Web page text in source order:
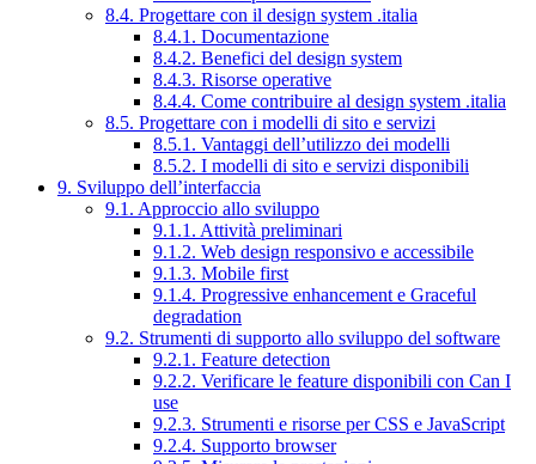
8.4. Progettare con il design system .italia
8.4.1. Documentazione
8.4.2. Benefici del design system
8.4.3. Risorse operative
8.4.4. Come contribuire al design system .italia
8.5. Progettare con i modelli di sito e servizi
8.5.1. Vantaggi dell’utilizzo dei modelli
8.5.2. I modelli di sito e servizi disponibili
9. Sviluppo dell’interfaccia
9.1. Approccio allo sviluppo
9.1.1. Attività preliminari
9.1.2. Web design responsivo e accessibile
9.1.3. Mobile first
9.1.4. Progressive enhancement e Graceful
degradation
9.2. Strumenti di supporto allo sviluppo del software
9.2.1. Feature detection
9.2.2. Verificare le feature disponibili con Can I
use
9.2.3. Strumenti e risorse per CSS e JavaScript
9.2.4. Supporto browser